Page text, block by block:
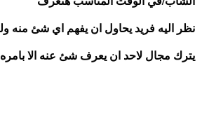
يترك مجال لاحد ان يعرف شئ عنه الا بامره